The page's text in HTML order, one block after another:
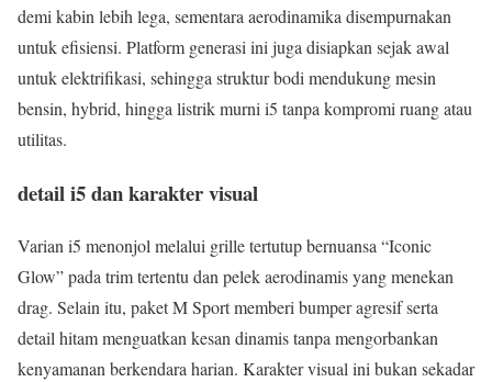
demi kabin lebih lega, sementara aerodinamika disempurnakan
untuk efisiensi. Platform generasi ini juga disiapkan sejak awal
untuk elektrifikasi, sehingga struktur bodi mendukung mesin
bensin, hybrid, hingga listrik murni i5 tanpa kompromi ruang atau
utilitas.
detail i5 dan karakter visual
Varian i5 menonjol melalui grille tertutup bernuansa “Iconic
Glow” pada trim tertentu dan pelek aerodinamis yang menekan
drag. Selain itu, paket M Sport memberi bumper agresif serta
detail hitam menguatkan kesan dinamis tanpa mengorbankan
kenyamanan berkendara harian. Karakter visual ini bukan sekadar